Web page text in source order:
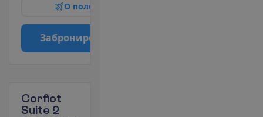
О поле
Заброниро
Corfiot
Suite 2